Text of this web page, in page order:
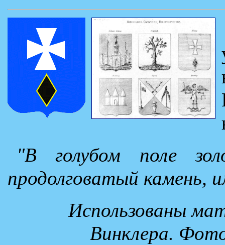
"В голубом поле
продолговатый камень,
Использованы
Винклера.